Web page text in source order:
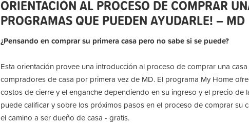
ORIENTACIÓN AL PROCESO DE COMPRAR
PROGRAMAS QUE PUEDEN AYUDARLE! – MD
¿Pensando en comprar su primera casa pero no sabe si se puede?
Esta orientación provee una introducción al proceso de comprar una
compradores de casa por primera vez de MD. El programa My Home
costos de cierre y el enganche dependiendo en su ingreso y el precio de
puede calificar y sobre los próximos pasos en el proceso de comprar su
el camino a ser dueño de casa - gratis.